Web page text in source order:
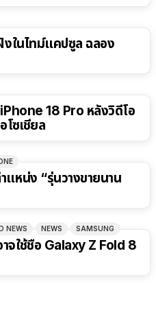
ในไทม์แคปซูล ฉลอง
18 Pro หลังวิดีโอ
ซเชียล
แหน่ง “รุ่นวางขายนาน
NEWS NEWS SAMSUNG
จใช้ชื่อ Galaxy Z Fold 8